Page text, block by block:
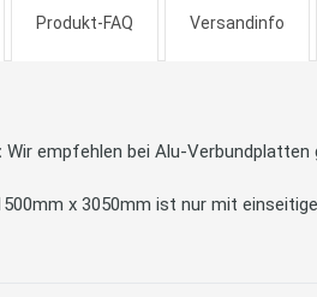
Wir empfehlen bei Alu-Verbundplatten
x 3050mm ist nur mit
Produkt-FAQ Versandinfo